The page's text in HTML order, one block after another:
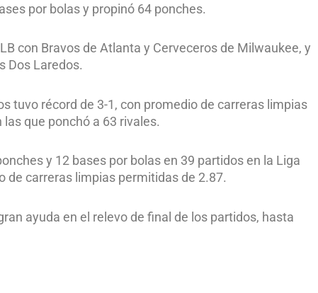
por bolas y propinó 64 ponches.
con Bravos de Atlanta y Cerveceros de Milwaukee, y
Dos Laredos.
tuvo récord de 3-1, con promedio de carreras limpias
que ponchó a 63 rivales.
y 12 bases por bolas en 39 partidos en la Liga
de carreras limpias permitidas de 2.87.
ayuda en el relevo de final de los partidos, hasta